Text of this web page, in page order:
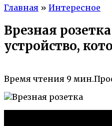
Главная » Интересное
Врезная
устройство,
Время чтения 9 мин.